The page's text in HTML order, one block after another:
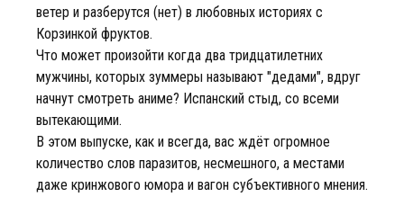
ветер и разберутся (нет) в любовных историях с
Корзинкой фруктов.
Что может произойти когда два тридцатилетних
мужчины, которых зуммеры называют "дедами", вдруг
начнут смотреть аниме? Испанский стыд, со всеми
вытекающими.
В этом выпуске, как и всегда, вас ждёт огромное
количество слов паразитов, несмешного, а местами
даже кринжового юмора и вагон субъективного мнения.